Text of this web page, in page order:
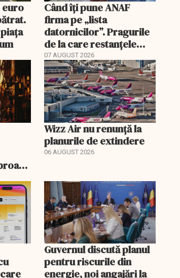
euro
Când îți pune ANAF
firma pe „lista
datornicilor”. Pragurile
de la care restanțele
devin publice
07 AUGUST 2026
Wizz Air nu renunță la
planurile de extindere
06 AUGUST 2026
Guvernul discută planul
pentru riscurile din
energie, noi angajări la